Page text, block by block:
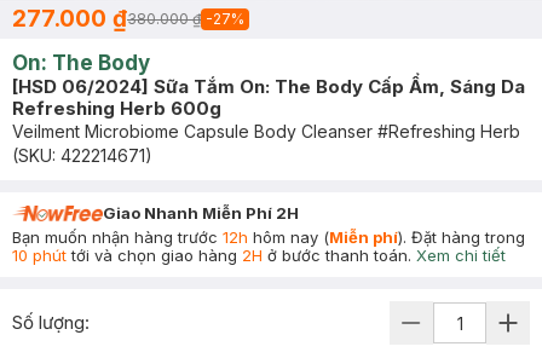
277.000 ₫380.000 ₫ -27%
On: The Body
[HSD 06/2024] Sữa Tắm On: The Body Cấp Ẩm, Sáng Da
Refreshing Herb 600g
Veilment Microbiome Capsule Body Cleanser #Refreshing Herb
(SKU: 422214671)
Giao Nhanh Miễn Phí 2H
Bạn muốn nhận hàng trước 12h hôm nay (Miễn phí). Đặt hàng trong
10 phúttới và chọn giao hàng 2H ở bước thanh toán. Xem chi tiết
Số lượng: